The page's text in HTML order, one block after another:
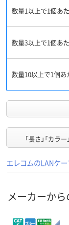
数量1以上で1個あ
数量3以上で1個あ
数量10以上で1個あ
「長さ」「カラ
エレコムのLANケ
メーカーか